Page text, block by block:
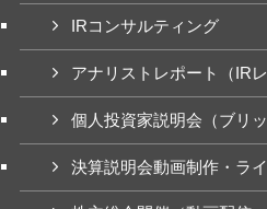
IRコンサルティング
アナリストレポート（IR
個人投資家説明会（ブリッ
決算説明会動画制作・ラ